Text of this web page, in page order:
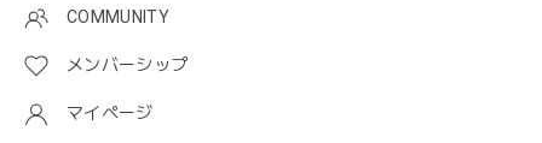
COMMUNITY
メンバーシップ
マイページ